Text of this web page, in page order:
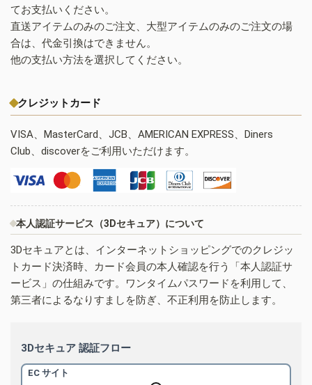
てお支払いください。
直送アイテムのみのご注文、大型アイテムのみのご注文の場
合は、代金引換はできません。
他の支払い方法を選択してください。
クレジットカード
VISA、MasterCard、JCB、AMERICAN EXPRESS、Diners
Club、discoverをご利用いただけます。
本人認証サービス（3Dセキュア）について
3Dセキュアとは、インターネットショッピングでのクレジッ
トカード決済時、カード会員の本人確認を行う「本人認証サ
ービス」の仕組みです。ワンタイムパスワードを利用して、
第三者によるなりすましを防ぎ、不正利用を防止します。
3Dセキュア 認証フロー
EC サイト